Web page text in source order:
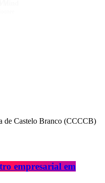
empresarial em